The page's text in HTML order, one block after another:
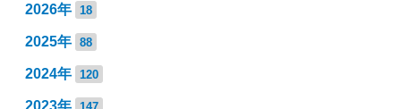
2026年 18
2025年 88
2024年 120
2023年